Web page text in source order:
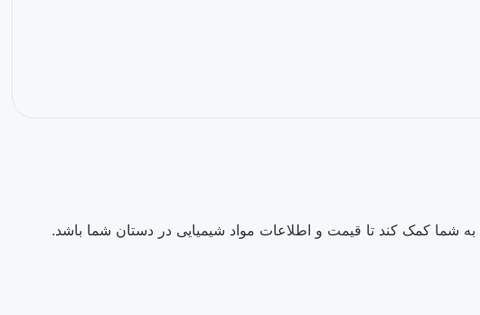
شما کمک کند تا قیمت و اطلاعات مواد شیمیایی در دستان شما باشد.